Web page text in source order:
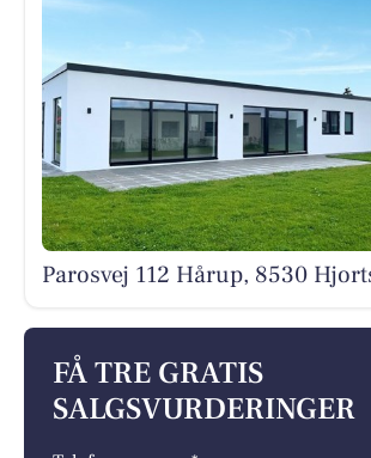
Parosvej 112 Hårup, 8530
FÅ TRE GRATIS
SALGSVURDERINGER